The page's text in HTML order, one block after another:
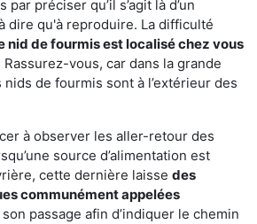
préciser qu’il s’agit là d’un
dire qu'à reproduire. La difficulté
nid de fourmis est localisé chez vous
Rassurez-vous, car dans la grande
de fourmis sont à l’extérieur des
à observer les aller-retour des
source d’alimentation est
cette dernière laisse des
communément appelées
passage afin d’indiquer le chemin